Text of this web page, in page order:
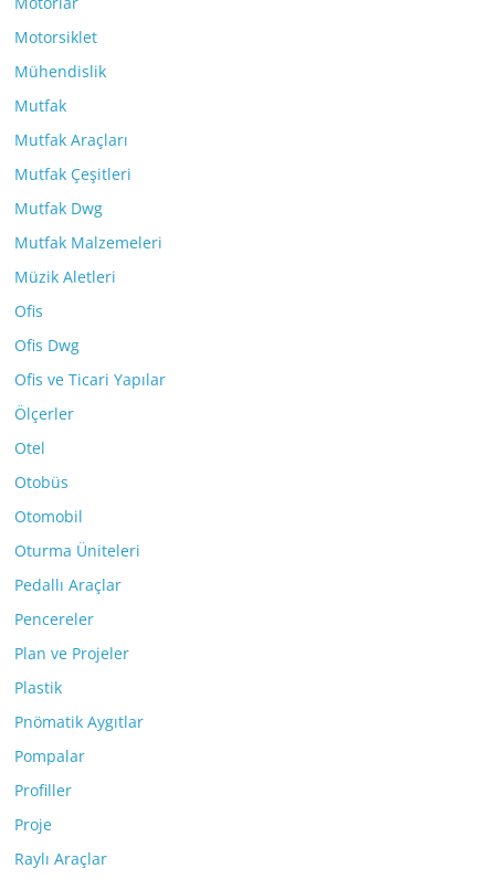
Motorsiklet
Mühendislik
Mutfak
Mutfak Araçları
Mutfak Çeşitleri
Mutfak Dwg
Mutfak Malzemeleri
Müzik Aletleri
Ofis
Ofis Dwg
Ofis ve Ticari Yapılar
Ölçerler
Otel
Otobüs
Otomobil
Oturma Üniteleri
Pedallı Araçlar
Pencereler
Plan ve Projeler
Plastik
Pnömatik Aygıtlar
Pompalar
Profiller
Proje
Raylı Araçlar